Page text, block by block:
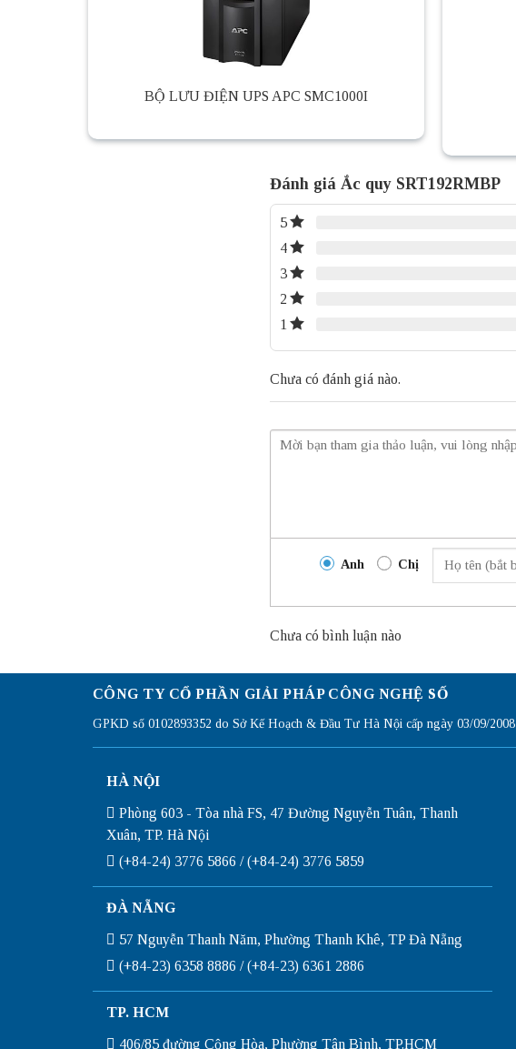
BỘ LƯU ĐIỆN UPS APC SMC1000I
Đánh giá Ắc quy SRT192RMBP
5
4
3
2
1
Chưa có đánh giá nào.
Anh Chị
Chưa có bình luận nào
CÔNG TY CỔ PHẦN GIẢI PHÁP CÔNG NGHỆ SỐ
GPKD số 0102893352 do Sở Kế Hoạch & Đầu Tư Hà Nội cấp ngày 03/09/2008
HÀ NỘI
Phòng 603 - Tòa nhà FS, 47 Đường Nguyễn Tuân, Thanh
Xuân, TP. Hà Nội
(+84-24) 3776 5866 / (+84-24) 3776 5859
ĐÀ NẴNG
57 Nguyễn Thanh Năm, Phường Thanh Khê, TP Đà Nẵng
(+84-23) 6358 8886 / (+84-23) 6361 2886
TP. HCM
406/85 đường Cộng Hòa, Phường Tân Bình, TP.HCM